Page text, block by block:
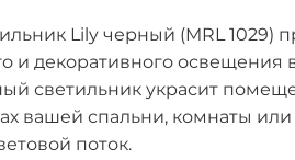
Lily черный (MRL 1029)
и декоративного освещения
светильник украсит
вашей спальни, комнаты
поток.